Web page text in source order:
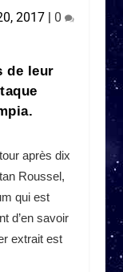
2017 | 0
de leur
après dix
Roussel,
qui est
d’en savoir
extrait est